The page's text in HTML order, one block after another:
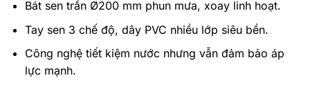
Bát sen trần Ø200 mm phun mưa, xoay linh hoạt.
Tay sen 3 chế độ, dây PVC nhiều lớp siêu bền.
Công nghệ tiết kiệm nước nhưng vẫn đảm bảo áp
lực mạnh.